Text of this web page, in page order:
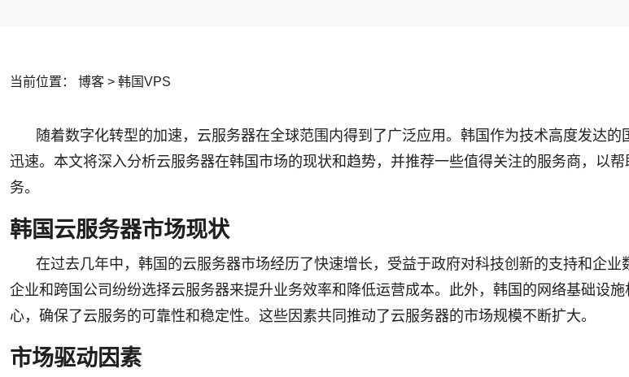
当前位置： 博客 > 韩国VPS
随着数字化转型的加速，云服务器在全球范围内得到了广泛应用。韩国作为技术高度发达的
迅速。本文将深入分析云服务器在韩国市场的现状和趋势，并推荐一些值得关注的服务商，以
务。
韩国云服务器市场现状
在过去几年中，韩国的云服务器市场经历了快速增长，受益于政府对科技创新的支持和企业
企业和跨国公司纷纷选择云服务器来提升业务效率和降低运营成本。此外，韩国的网络基础设
心，确保了云服务的可靠性和稳定性。这些因素共同推动了云服务器的市场规模不断扩大。
市场驱动因素